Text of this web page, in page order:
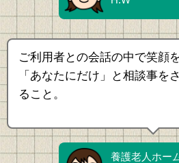
ご利用者との会話の中で笑顔
「あなたにだけ」と相談事を
ること。
養護老人ホー